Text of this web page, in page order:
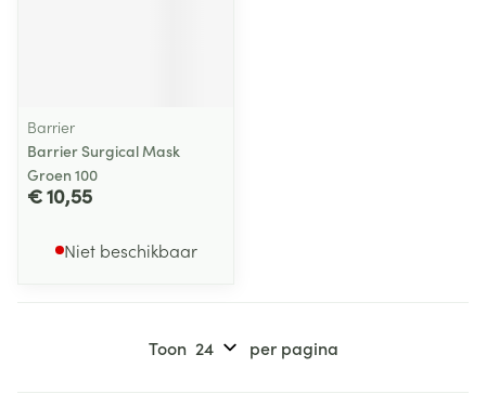
Barrier
Barrier Surgical Mask
Groen 100
€ 10,55
Niet beschikbaar
Toon per pagina